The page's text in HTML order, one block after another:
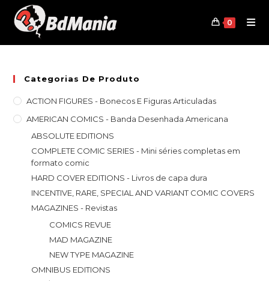
content
0
Categorias De Produto
ACTION FIGURES - Bonecos E Figuras Articuladas
AMERICAN COMICS - Banda Desenhada Americana
ABSOLUTE EDITIONS
COMPLETE COMIC SERIES - Mini séries completas em
formato comic
HARD COVER EDITIONS - Livros de capa dura
INCENTIVE, RARE, SPECIAL AND VARIANT COMIC COVERS
MAGAZINES - Revistas
COMICS REVUE
MAD MAGAZINE
NEW TYPE MAGAZINE
OMNIBUS EDITIONS